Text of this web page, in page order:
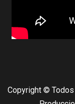
Copyright ©